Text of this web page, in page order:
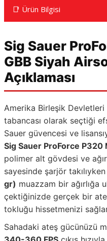
📑 Ürün Bilgisi
Sig Sauer
GBB Siyah
Açıklaması
Amerika Birleşik
tabancası olarak seçtiği
Sauer güvencesi ve
Sig Sauer ProForce P320
polimer alt gövdesi ve
sayesinde şarjör
gr) muazzam bir ağırlığa
çektiğinizde gerçek bir
tokluğu hissetmenizi
Sahadaki ateş gücünüzü